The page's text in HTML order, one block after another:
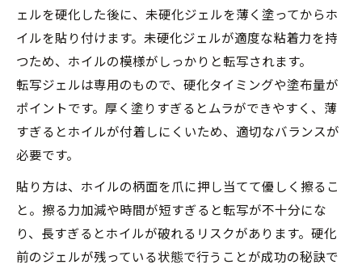
ェルを硬化した後に、未硬化ジェルを薄く塗ってからホ
イルを貼り付けます。未硬化ジェルが適度な粘着力を持
つため、ホイルの模様がしっかりと転写されます。
転写ジェルは専用のもので、硬化タイミングや塗布量が
ポイントです。厚く塗りすぎるとムラができやすく、薄
すぎるとホイルが付着しにくいため、適切なバランスが
必要です。
貼り方は、ホイルの柄面を爪に押し当てて優しく擦るこ
と。擦る力加減や時間が短すぎると転写が不十分にな
り、長すぎるとホイルが破れるリスクがあります。硬化
前のジェルが残っている状態で行うことが成功の秘訣で